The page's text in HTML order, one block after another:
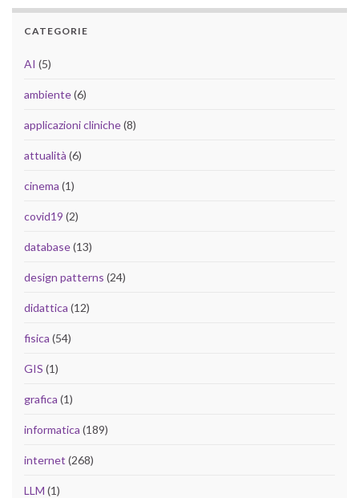
CATEGORIE
AI (5)
ambiente(6)
applicazioni cliniche(8)
attualità (6)
cinema (1)
covid19 (2)
database(13)
design patterns (24)
didattica (12)
fisica (54)
GIS (1)
grafica (1)
informatica (189)
internet (268)
LLM (1)